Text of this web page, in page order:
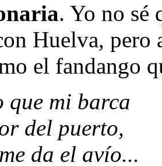
. Yo no sé
Huelva, pero
el fandango
que mi barca
del puerto,
da el avío...